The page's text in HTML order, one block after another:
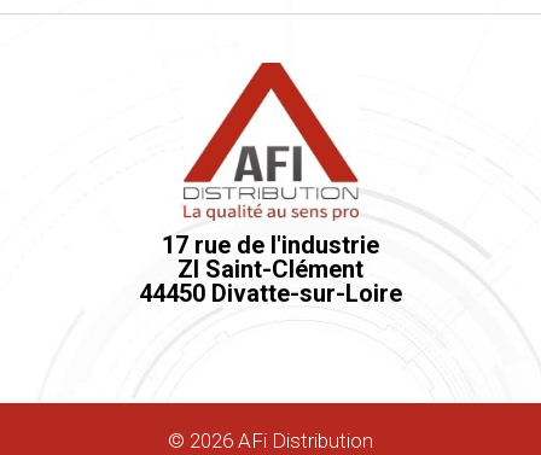
© 2026 AFi Distribution
17 rue de l'industrie
ZI Saint-Clément
44450 Divatte-sur-Loire